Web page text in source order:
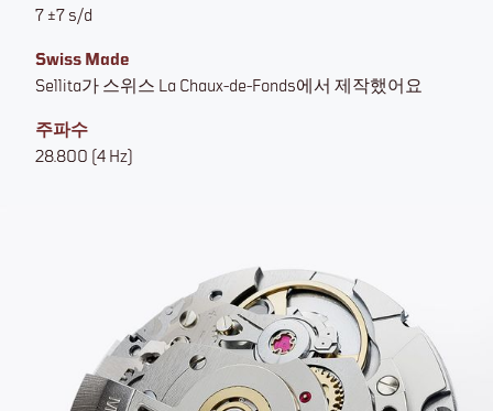
7 ±7 s/d
Swiss Made
Sellita가 스위스 La Chaux-de-Fonds에서 제작했어요
주파수
28.800 (4 Hz)